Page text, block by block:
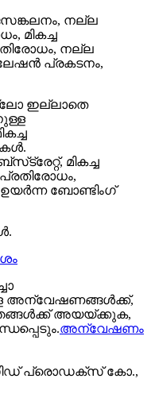
നല്ല
മികച്ച
നല്ല
പ്രകടനം,
ഇല്ലാതെ
മികച്ച
ബോണ്ടിംഗ്
അന്വേഷണങ്ങൾക്ക്,
അയയ്ക്കുക,
അന്വേഷണം
പ്രൊഡക്‌സ് കോ.,